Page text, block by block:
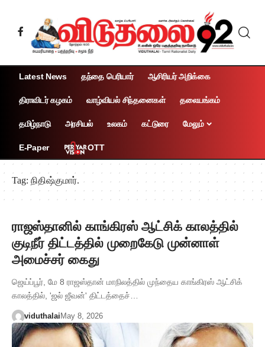
Latest News தந்தை பெரியார் ஆசிரியர் அறிக்கை
திராவிடர் கழகம் வாழ்வியல் சிந்தனைகள் தலையங்கம்
தமிழ்நாடு அரசியல் உலகம் கட்டுரை மேலும்
E-Paper OTT
Tag:நிதிஷ்குமார்.
ராஜஸ்தானில் காங்கிரஸ் ஆட்சிக் காலத்தில்
குடிநீர் திட்டத்தில் முறைகேடு முன்னாள்
அமைச்சர் கைது
ஜெய்ப்பூர், மே 8 ராஜஸ்தான் மாநிலத்தில் முந்தைய காங்கிரஸ் ஆட்சிக்
காலத்தில், 'ஜல் ஜீவன்' திட்டத்தைச்…
viduthalai May 8, 2026